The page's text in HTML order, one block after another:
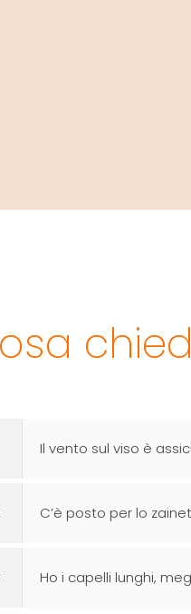
Il vento sul viso è
C’è posto per lo
Ho i capelli lunghi,